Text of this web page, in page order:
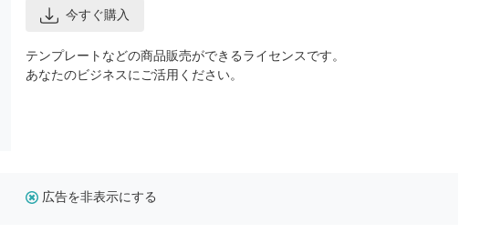
今すぐ購入
テンプレートなどの商品販売ができるライセンスです。
あなたのビジネスにご活用ください。
広告を非表示にする